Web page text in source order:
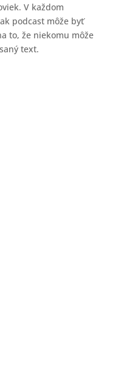
V každom
podcast môže byť
to, že niekomu môže
text.